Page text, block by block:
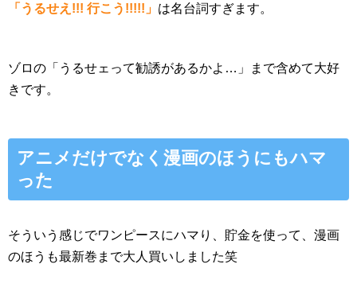
「うるせえ!!! 行こう!!!!!」 は名台詞すぎます。
ゾロの「うるせェって勧誘があるかよ…」まで含めて大好
きです。
アニメだけでなく漫画のほうにもハマ
った
そういう感じでワンピースにハマり、貯金を使って、漫画
のほうも最新巻まで大人買いしました笑